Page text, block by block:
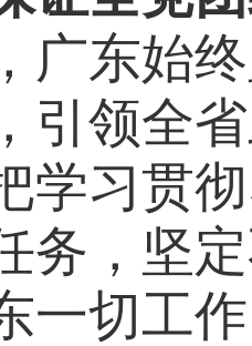
广东始
引领全
学习贯
务，坚
一切工